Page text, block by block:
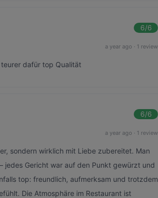
6/6
a year ago · 1 review
dafür top Qualität
6/6
a year ago · 1 review
sondern wirklich mit Liebe zubereitet. Man
jedes Gericht war auf den Punkt gewürzt und
top: freundlich, aufmerksam und trotzdem
Die Atmosphäre im Restaurant ist